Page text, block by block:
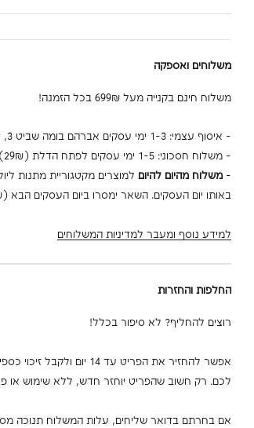
משלוחים ואספקה
משלוח חינם בקנייה מעל 699₪ בכל הזמנה!
- איסוף עצמי: 1-3 ימי עסקים אברהם בומה שביט 3, ראשון לציון (ללא עלות)
- משלוח חסכוני: 1-5 ימי עסקים לפתח הדלת (29₪)
- משלוח מהיום להיום
באותו יום העסקים. השאר ימסרו ביום העסקים הבא (39₪)
למידע נוסף ומעבר למדיניות המשלוחים
החלפות והחזרות
רוצים להחליף? לא סיפור בכלל!
אפשר להחזיר את הפריט עד
לכם. רק חשוב שהפריט יוחזר חדש, ללא שימוש או
אם בחרתם בדואר שליחים, עלות המשלוח תנוכה מסך